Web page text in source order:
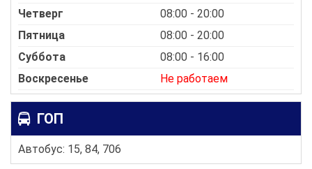
Четверг
08:00 - 20:00
Пятница
08:00 - 20:00
Суббота
08:00 - 16:00
Воскресенье
Не работаем
ГОП
Автобус: 15, 84, 706